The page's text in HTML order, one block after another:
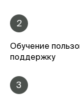
2
Обучение
поддержку
3